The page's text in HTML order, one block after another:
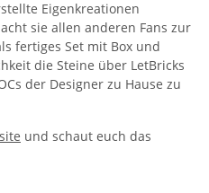
Eigenkreationen
sie allen anderen Fans zur
fertiges Set mit Box und
die Steine über LetBricks
der Designer zu Hause zu
und schaut euch das